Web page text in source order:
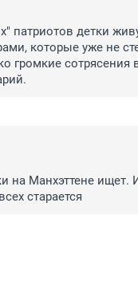
патриотов детки
которые уже не
громкие сотрясения
на Манхэттене ищет.
старается